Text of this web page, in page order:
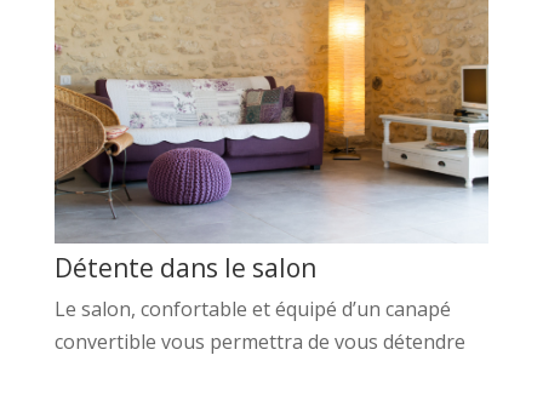
Détente dans le salon
Le salon, confortable et équipé d’un canapé
convertible vous permettra de vous détendre